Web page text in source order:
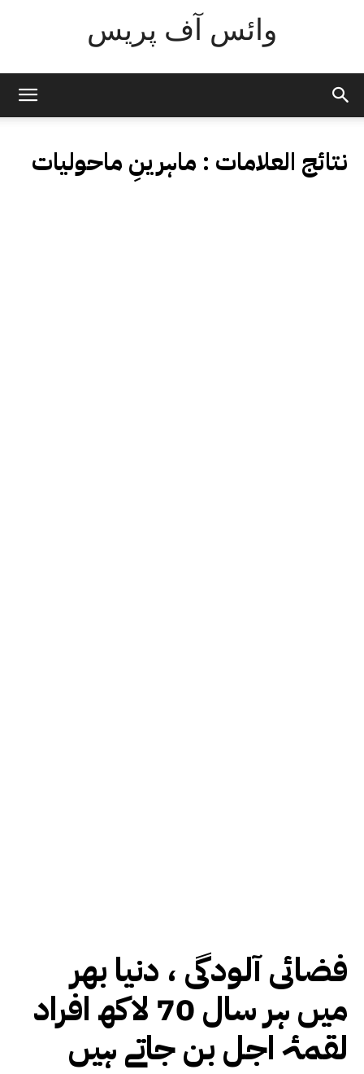
وائس آف پریس
نتائج العلامات : ماہرینِ ماحولیات
فضائی آلودگی ، دنیا بھر
میں ہر سال 70 لاکھ افراد
لقمۂ اجل بن جاتے ہیں